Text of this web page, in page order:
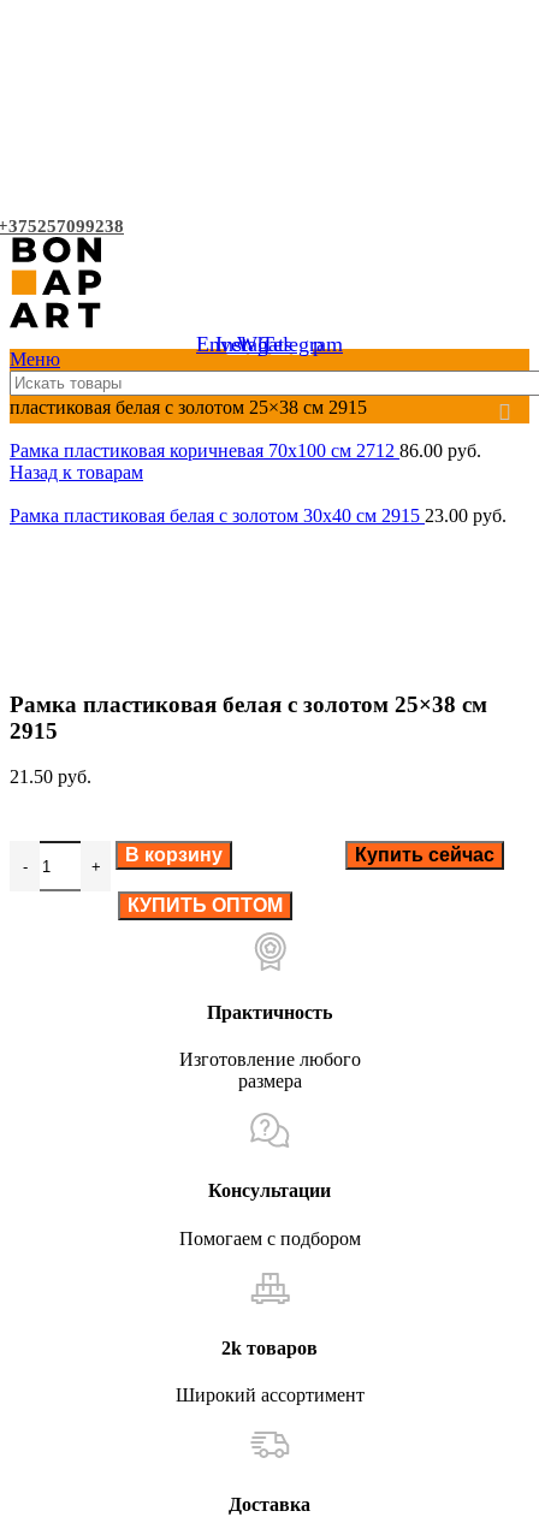
Envelope
Instagram
Whatsapp
Telegram
Меню
Главная страница
пластиковая белая с золотом 25×38 см 2915
Рамка пластиковая коричневая 70x100 см 2712 86.00 руб.
Назад к товарам
Рамка пластиковая белая с золотом 30x40 см 2915 23.00 руб.
Рамка пластиковая белая с золотом 25×38 см
2915
21.50 руб.
В корзину Купить сейчас
КУПИТЬ ОПТОМ
Практичность
Изготовление любого
размера
Консультации
Помогаем с подбором
2k товаров
Широкий ассортимент
Доставка